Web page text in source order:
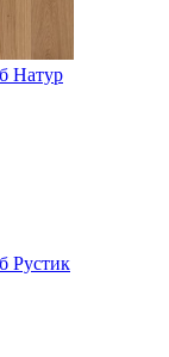
Натур
Рустик